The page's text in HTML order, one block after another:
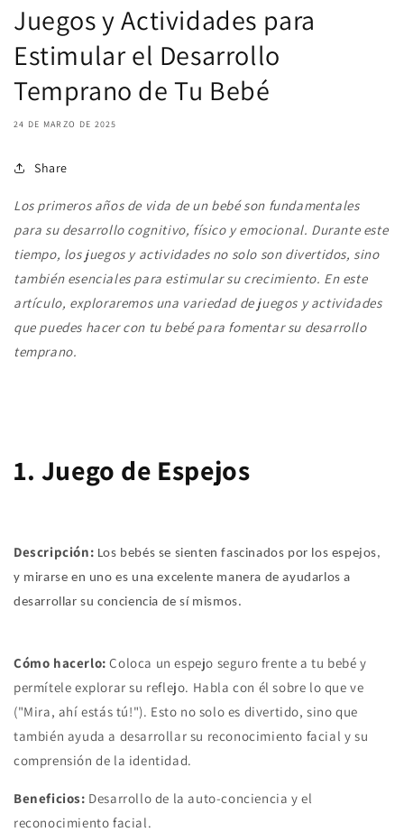
Juegos y Actividades para
Estimular el Desarrollo
Temprano de Tu Bebé
24 DE MARZO DE 2025
Share
Los primeros años de vida de un bebé son fundamentales
para su desarrollo cognitivo, físico y emocional. Durante este
tiempo, los juegos y actividades no solo son divertidos, sino
también esenciales para estimular su crecimiento. En este
artículo, exploraremos una variedad de juegos y actividades
que puedes hacer con tu bebé para fomentar su desarrollo
temprano.
1. Juego de Espejos
Descripción: Los bebés se sienten fascinados por los espejos,
y mirarse en uno es una excelente manera de ayudarlos a
desarrollar su conciencia de sí mismos.
Cómo hacerlo: Coloca un espejo seguro frente a tu bebé y
permítele explorar su reflejo. Habla con él sobre lo que ve
("Mira, ahí estás tú!"). Esto no solo es divertido, sino que
también ayuda a desarrollar su reconocimiento facial y su
comprensión de la identidad.
Beneficios: Desarrollo de la auto-conciencia y el
reconocimiento facial.